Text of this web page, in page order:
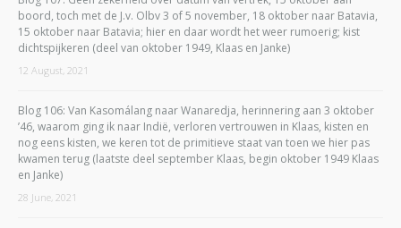
boord, toch met de J.v. Olbv 3 of 5 november, 18 oktober naar Batavia,
15 oktober naar Batavia; hier en daar wordt het weer rumoerig; kist
dichtspijkeren (deel van oktober 1949, Klaas en Janke)
12 August, 2021
Blog 106: Van Kasomálang naar Wanaredja, herinnering aan 3 oktober
’46, waarom ging ik naar Indië, verloren vertrouwen in Klaas, kisten en
nog eens kisten, we keren tot de primitieve staat van toen we hier pas
kwamen terug (laatste deel september Klaas, begin oktober 1949 Klaas
en Janke)
28 June, 2021